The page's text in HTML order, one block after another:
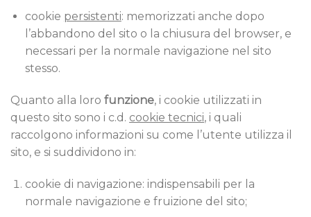
cookie persistenti: memorizzati anche dopo
l’abbandono del sito o la chiusura del browser, e
necessari per la normale navigazione nel sito
stesso.
Quanto alla loro funzione, i cookie utilizzati in
questo sito sono i c.d. cookie tecnici, i quali
raccolgono informazioni su come l’utente utilizza il
sito, e si suddividono in:
cookie di navigazione: indispensabili per la
normale navigazione e fruizione del sito;